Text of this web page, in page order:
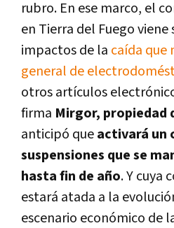
rubro. En ese marco, el
en Tierra del Fuego
impactos de la caída que
general de
otros artículos
firma Mirgor, propiedad
anticipó queactivará un
suspensiones que se
hasta fin de año. Y cuya
estará atada a la
escenario económico de